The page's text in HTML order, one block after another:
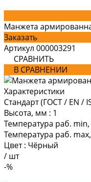
Манжета
Заказать
Артикул 000003291
СРАВНИТЬ
В СРАВНЕНИИ
Характеристики
Стандарт (ГОСТ / EN /
Высота, мм : 1
Температура раб. min,
Температура раб. max,
Цвет : Чёрный
/ шт
-%